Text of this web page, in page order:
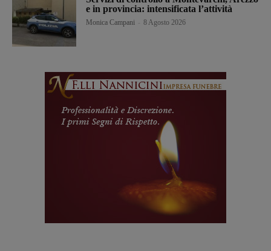
e in provincia: intensificata l’attività
Monica Campani 8 Agosto 2026